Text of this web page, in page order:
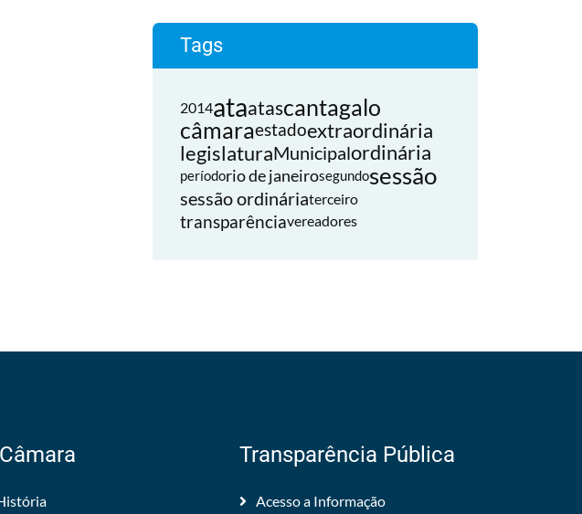
Tags
2014ataatascantagalo
câmaraestadoextraordinária
legislaturaMunicipalordinária
períodorio de janeirosegundosessão
sessão ordináriaterceiro
transparênciavereadores
Transparência Pública
Acesso a Informação